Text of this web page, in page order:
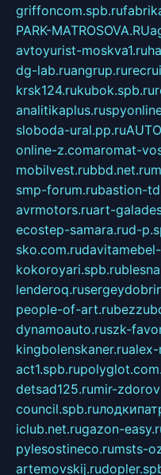
griffoncom.spb.ru
PARK-MATROSOVA.RU
avtoyurist-moskva1.ru
dg-lab.ruangrup.ru
krsk124.rukubok.spb.ru
analitikaplus.ru
sloboda-ural.pp.ru
online-z.comaromat-
mobilvest.rubbd.net.ru
smp-forum.rubastion-
avrmotors.ruart-
ecostep-samara.rud-
sko.com.ru
kokoroyari.spb.ru
lenderoq.ru
people-of-art.ru
dynamoauto.ruszk-
kingbolenskaner.ru
act1.spb.ru
detsad125.rumir-
council.spb.ru
iclub.net.rugazon-
pylesostineco.rumsts-
artemovskij.ru